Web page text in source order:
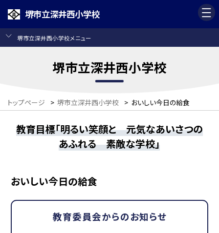
堺市立深井西小学校
堺市立深井西小学校メニュー
堺市立深井西小学校
トップページ > 堺市立深井西小学校 > おいしい今日の給食
教育目標「明るい笑顔と 元気なあいさつの
あふれる 素敵な学校」
おいしい今日の給食
教育委員会からのお知らせ